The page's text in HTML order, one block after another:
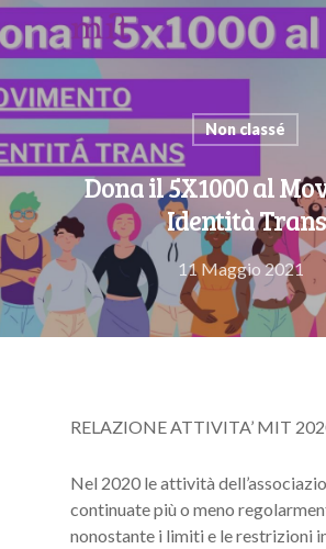
Non classé
Dona il 5X1000 al
Identità Trans
11 Maggio 2021
RELAZIONE ATTIVITA’ MIT
Nel 2020 le attività
continuate più o meno
nonostante i limiti e le restrizioni